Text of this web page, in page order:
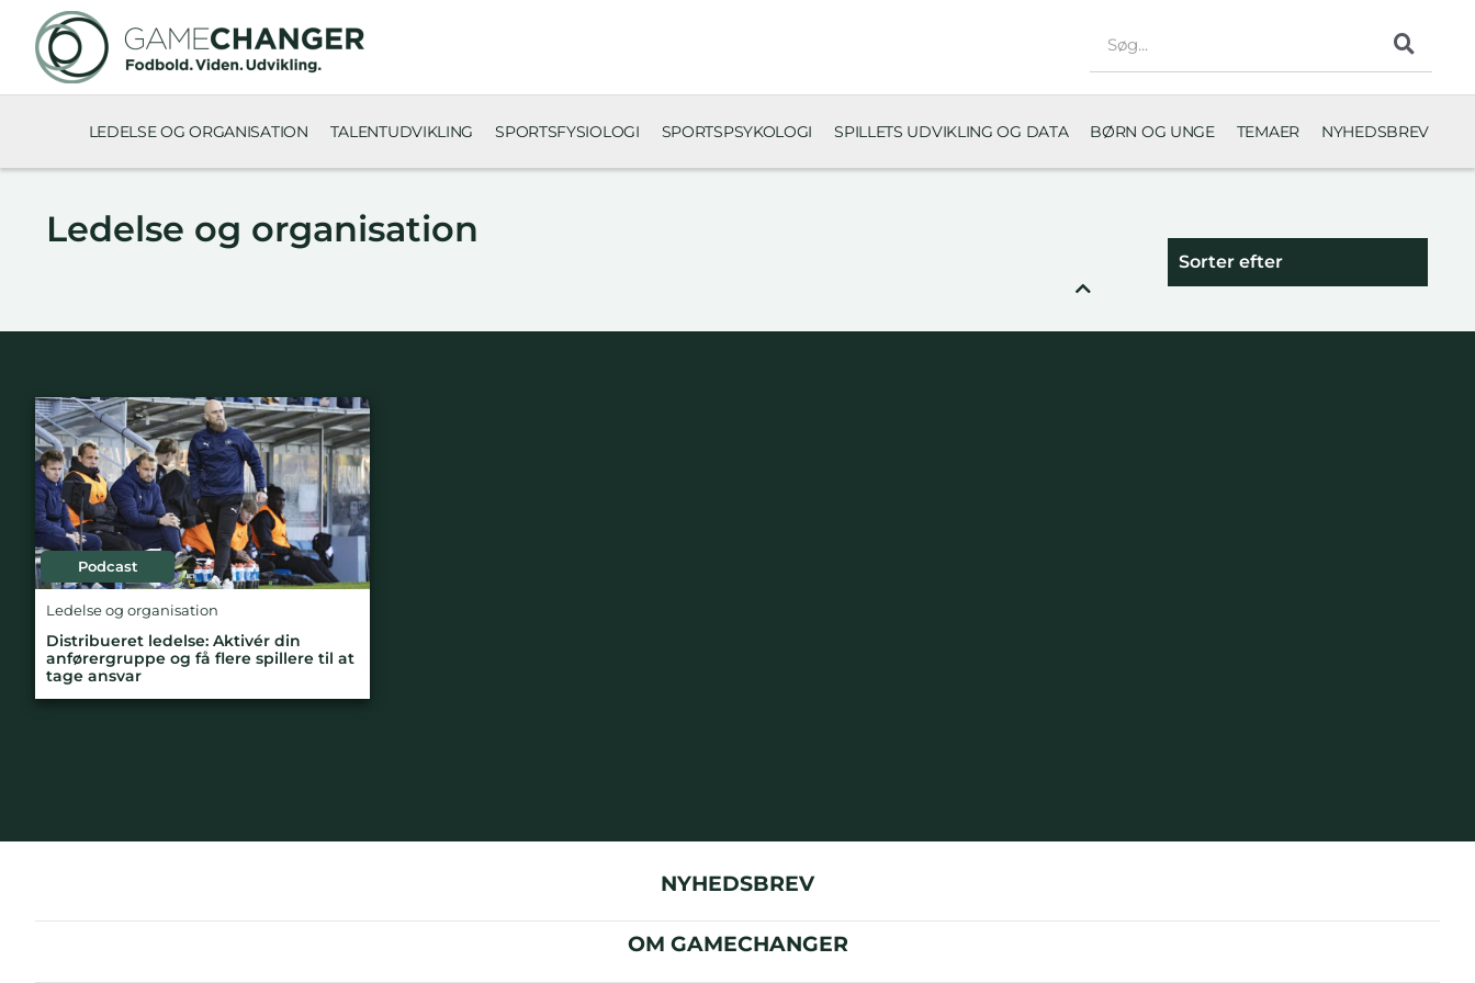
LEDELSE OG ORGANISATION TALENTUDVIKLING SPORTSFYSIOLOGI SPORTSPSYKOLOGI SPILLETS UDVIKLING OG DATA BØRN OG UNGE TEMAER NYHEDSBREV
Ledelse og organisation
Sorter efter
Podcast
Ledelse og organisation
Distribueret ledelse: Aktivér din
anførergruppe og få flere spillere til at
tage ansvar
NYHEDSBREV
OM GAMECHANGER